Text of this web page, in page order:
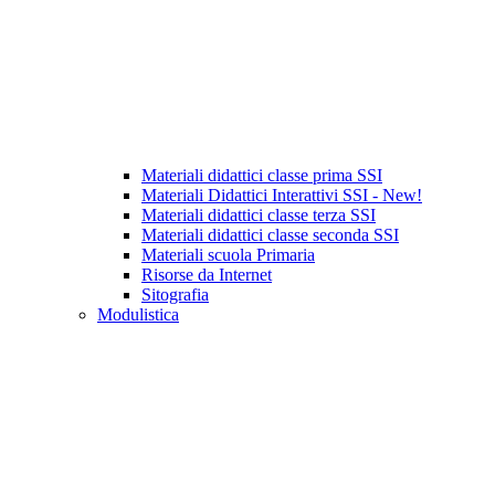
Materiali didattici classe prima SSI
Materiali Didattici Interattivi SSI - New!
Materiali didattici classe terza SSI
Materiali didattici classe seconda SSI
Materiali scuola Primaria
Risorse da Internet
Sitografia
Modulistica